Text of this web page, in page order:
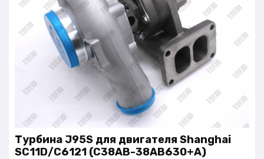
Турбина J95S для двигателя Shanghai
SC11D/C6121 (C38AB-38AB630+A)